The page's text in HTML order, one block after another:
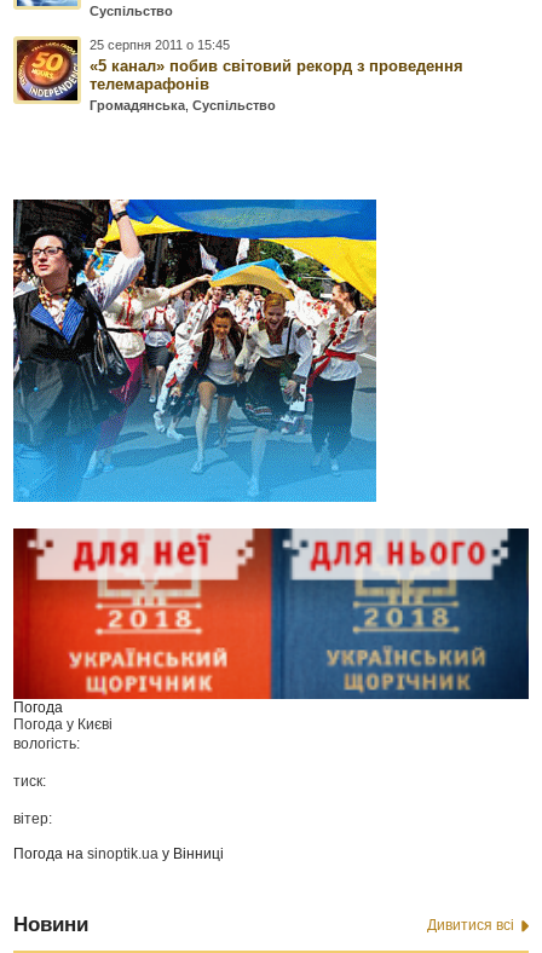
Суспільство
25 серпня 2011 о 15:45
«5 канал» побив світовий рекорд з проведення
телемарафонів
Громадянська ,Суспільство
Погода
Погода у Києві
вологість:
тиск:
вітер:
Погода наsinoptik.ua у Вінниці
Новини Дивитися всі